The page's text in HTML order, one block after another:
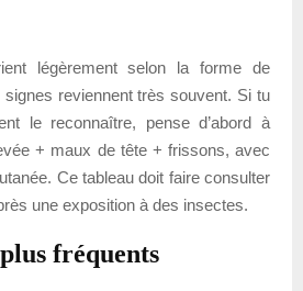
légèrement selon la forme de
reviennent très souvent. Si tu
le reconnaître, pense d’abord à
+ maux de tête + frissons, avec
Ce tableau doit faire consulter
une exposition à des insectes.
fréquents